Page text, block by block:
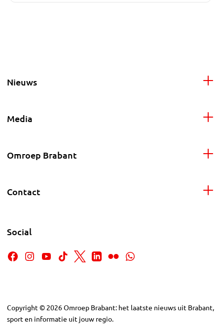
Nieuws
Media
Omroep Brabant
Contact
Social
Copyright © 2026Omroep Brabant: het laatste nieuws uit Brabant,
sport en informatie uit jouw regio.